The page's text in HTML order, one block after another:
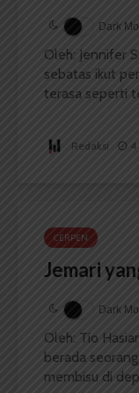
Dark
Oleh: Jennifer
sebatas ikut
terasa seperti
Redaksi
CERPEN
Jemari
Dark
Oleh: Tio
berada
membisu di